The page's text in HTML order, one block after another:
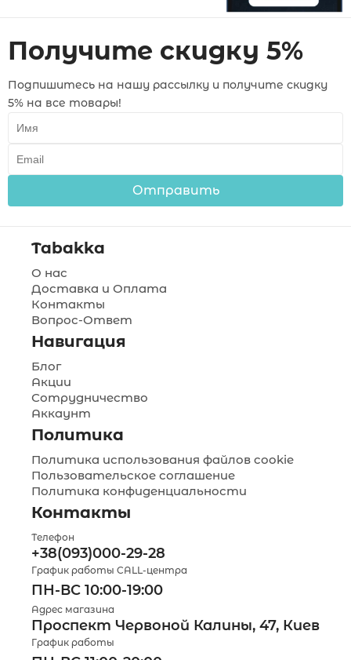
Получите скидку 5%
Подпишитесь на нашу рассылку и получите скидку
5% на все товары!
Отправить
Tabakka
О нас
Доставка и Оплата
Контакты
Вопрос-Ответ
Навигация
Блог
Акции
Сотрудничество
Аккаунт
Политика
Политика использования файлов cookie
Пользовательское соглашение
Политика конфиденциальности
Контакты
Телефон
+38(093)000-29-28
График работы CALL-центра
ПН-ВС 10:00-19:00
Адрес магазина
Проспект Червоной Калины, 47, Киев
График работы